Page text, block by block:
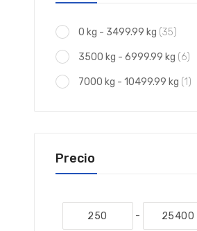
0 kg - 3499.99 kg 35
3500 kg - 6999.99 kg 6
7000 kg - 10499.99 kg 1
Precio
-